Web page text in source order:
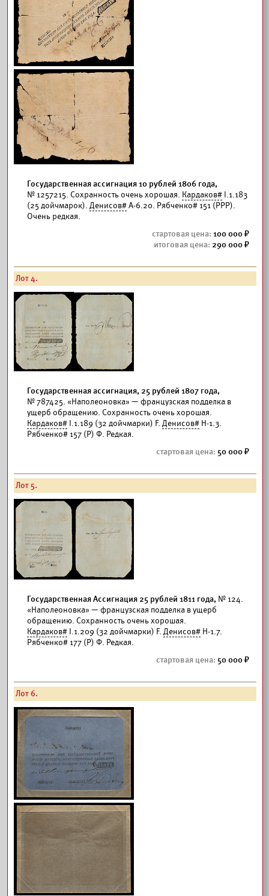
Государственная ассигнация 10 рублей 1806 года,
№ 1257215. Сохранность очень хорошая. Кардаков# I.1.183
(25 дойчмарок). Денисов#А-6.20. Рябченко# 151 (РРР).
Очень редкая.
100 000
290 000
Лот 4.
Государственная ассигнация, 25 рублей 1807 года,
№ 787425. «Наполеоновка» — французская подделка в
ущерб обращению. Сохранность очень хорошая.
Кардаков# I.1.189 (32 дойчмарки) F. Денисов# Н-1.3.
Рябченко# 157 (Р) Ф. Редкая.
50 000
Лот 5.
Государственная Ассигнация 25 рублей 1811 года, № 124.
«Наполеоновка» — французская подделка в ущерб
обращению. Сохранность очень хорошая.
Кардаков# I.1.209 (32 дойчмарки) F. Денисов# Н-1.7.
Рябченко# 177 (Р) Ф. Редкая.
50 000
Лот 6.